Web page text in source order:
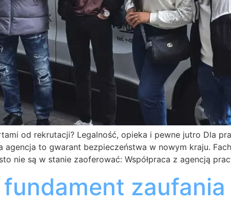
od rekrutacji? Legalność, opieka i pewne jutro Dla
to gwarant bezpieczeństwa w nowym kraju.
nie są w stanie zaoferować: Współpraca z agencją
zaufania